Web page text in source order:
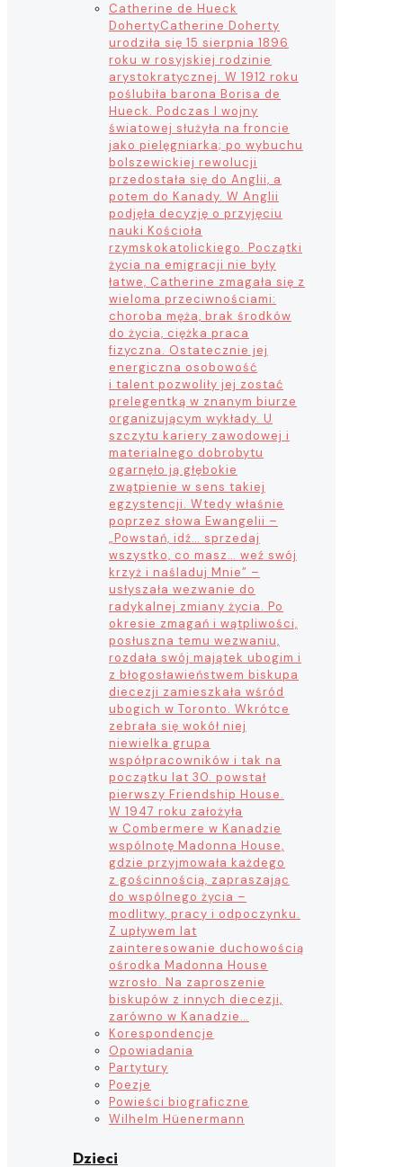
Catherine de Hueck
DohertyCatherine Doherty
urodziła się 15 sierpnia 1896
roku w rosyjskiej rodzinie
arystokratycznej. W 1912 roku
poślubiła barona Borisa de
Hueck. Podczas I wojny
światowej służyła na froncie
jako pielęgniarka; po wybuchu
bolszewickiej rewolucji
przedostała się do Anglii, a
potem do Kanady. W Anglii
podjęła decyzję o przyjęciu
nauki Kościoła
rzymskokatolickiego. Początki
życia na emigracji nie były
łatwe, Catherine zmagała się z
wieloma przeciwnościami:
choroba męża, brak środków
do życia, ciężka praca
fizyczna. Ostatecznie jej
energiczna osobowość
i talent pozwoliły jej zostać
prelegentką w znanym biurze
organizującym wykłady. U
szczytu kariery zawodowej i
materialnego dobrobytu
ogarnęło ją głębokie
zwątpienie w sens takiej
egzystencji. Wtedy właśnie
poprzez słowa Ewangelii –
„Powstań, idź… sprzedaj
wszystko, co masz… weź swój
krzyż i naśladuj Mnie” –
usłyszała wezwanie do
radykalnej zmiany życia. Po
okresie zmagań i wątpliwości,
posłuszna temu wezwaniu,
rozdała swój majątek ubogim i
z błogosławieństwem biskupa
diecezji zamieszkała wśród
ubogich w Toronto. Wkrótce
zebrała się wokół niej
niewielka grupa
współpracowników i tak na
początku lat 30. powstał
pierwszy Friendship House.
W 1947 roku założyła
w Combermere w Kanadzie
wspólnotę Madonna House,
gdzie przyjmowała każdego
z gościnnością, zapraszając
do wspólnego życia –
modlitwy, pracy i odpoczynku.
Z upływem lat
zainteresowanie duchowością
ośrodka Madonna House
wzrosło. Na zaproszenie
biskupów z innych diecezji,
zarówno w Kanadzie…
Korespondencje
Opowiadania
Partytury
Poezje
Powieści biograficzne
Wilhelm Hüenermann
Dzieci